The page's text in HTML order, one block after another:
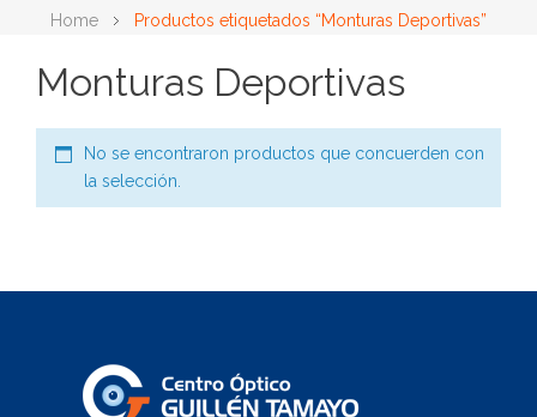
Home Productos etiquetados “Monturas Deportivas”
Monturas Deportivas
No se encontraron productos que concuerden con
la selección.